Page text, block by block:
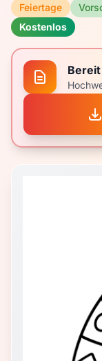
Feiertage
Kostenlos